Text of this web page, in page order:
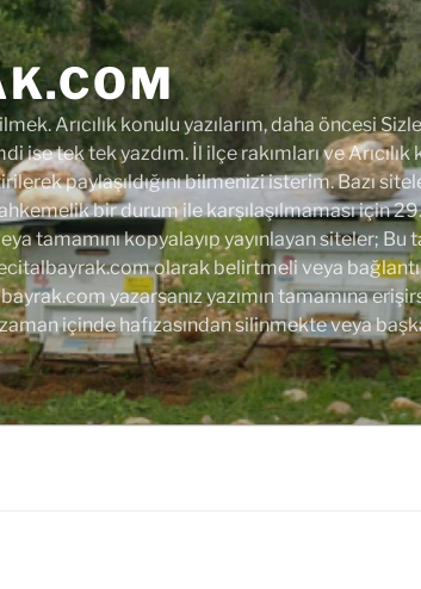
Arıcılık konulu yazılarım, daha öncesi
ise tek tek yazdım. İl ilçe rakımları ve Arıcılık
paylaşıldığını bilmenizi isterim. Bazı
bir durum ile karşılaşılmaması için
tamamını kopyalayıp yayınlayan siteler; Bu
olarak belirtmeli veya
yazarsanız yazımın tamamına
içinde hafızasından silinmekte veya